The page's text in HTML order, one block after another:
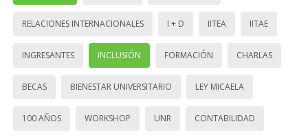
RELACIONES INTERNACIONALES I + D IITEA IITAE
INGRESANTES INCLUSIÓN FORMACIÓN CHARLAS
BECAS BIENESTAR UNIVERSITARIO LEY MICAELA
100 AÑOS WORKSHOP UNR CONTABILIDAD